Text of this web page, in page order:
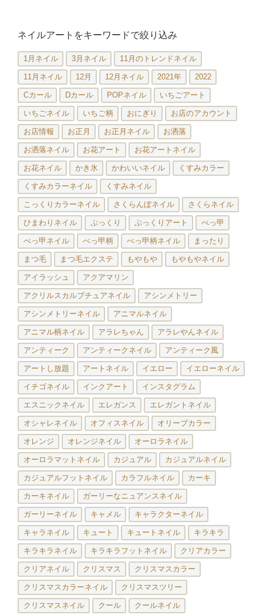
ネイルアートをキーワードで絞り込み
1月ネイル 3月ネイル 11月のトレンドネイル
11月ネイル 12月 12月ネイル 2021年 2022
Cカール Dカール POPネイル いちごアート
いちごネイル いちご柄 おにぎり お店のアカウント
お店情報 お正月 お正月ネイル お洒落
お洒落ネイル お花アート お花アートネイル
お花ネイル かき氷 かわいいネイル くすみカラー
くすみカラーネイル くすみネイル
こっくりカラーネイル さくらんぼネイル さくらネイル
ひまわりネイル ぷっくり ぷっくりアート べっ甲
べっ甲ネイル べっ甲柄 べっ甲柄ネイル まったり
まつ毛 まつ毛エクステ もやもや もやもやネイル
アイラッシュ アクアマリン
アクリルスカルプチュアネイル アシンメトリー
アシンメトリーネイル アニマルネイル
アニマル柄ネイル アラレちゃん アラレやんネイル
アンティーク アンティークネイル アンティーク風
アートし放題 アートネイル イエロー イエローネイル
イチゴネイル インクアート インスタグラム
エスニックネイル エレガンス エレガントネイル
オシャレネイル オフィスネイル オリーブカラー
オレンジ オレンジネイル オーロラネイル
オーロラマットネイル カジュアル カジュアルネイル
カジュアルフットネイル カラフルネイル カーキ
カーキネイル ガーリーなニュアンスネイル
ガーリーネイル キャメル キャラクターネイル
キャラネイル キュート キュートネイル キラキラ
キラキラネイル キラキラフットネイル クリアカラー
クリアネイル クリスマス クリスマスカラー
クリスマスカラーネイル クリスマスツリー
クリスマスネイル クール クールネイル